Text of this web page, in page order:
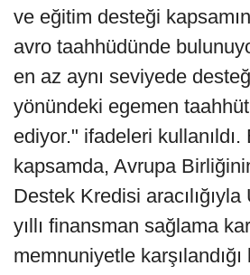
ve eğitim desteği
avro taahhüdünde
en az aynı seviyede
yönündeki egemen
ediyor." ifadeleri
kapsamda, Avrupa
Destek Kredisi
yıllı finansman sağlama
memnuniyetle